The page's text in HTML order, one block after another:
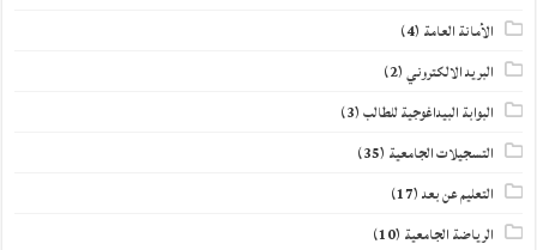
الأمانة العامة (4)
البريد الالكتروني(2)
البوابة البيداغوجية للطالب(3)
التسجيلات الجامعية (35)
التعليم عن بعد(17)
الرياضة الجامعية (10)